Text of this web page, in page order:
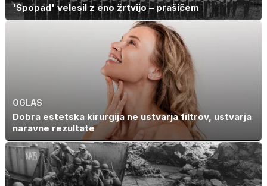
'Spopad' velesil z eno žrtvijo – prašičem
OGLAS
Dobra estetska kirurgija ne ustvarja filtrov, ustvarja
naravne rezultate